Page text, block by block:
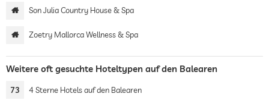
Son Julia Country House & Spa
Zoetry Mallorca Wellness & Spa
Weitere oft gesuchte Hoteltypen auf den Balearen
73 4 Sterne Hotels auf den Balearen